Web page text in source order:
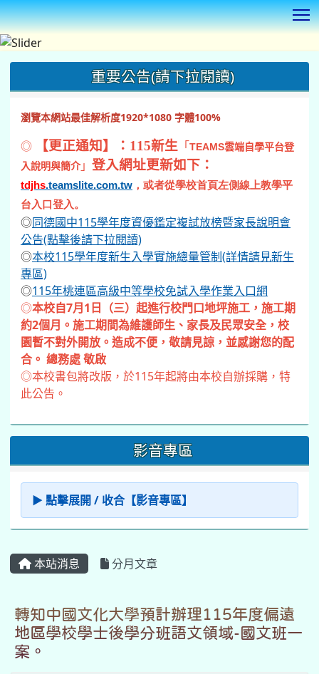
重要公告(請下拉閱讀)
瀏覽本網站最佳解析度1920*1080 字體100%
◎ 【更正通知】：115新生 「 TEAMS雲端自學平台登
入說明與簡介」 登入網址更新如下：
tdjhs.teamslite.com.tw ，或者從學校首頁左側線上教學平
台入口登入。
◎同德國中115學年度資優鑑定複試放榜暨家長說明會
公告(點擊後請下拉閱讀)
◎本校115學年度新生入學實施總量管制(詳情請見新生
專區)
◎115年桃連區高級中等學校免試入學作業入口網
◎本校自7月1日（三）起進行校門口地坪施工，施工期
約2個月。施工期間為維護師生、家長及民眾安全，校
園暫不對外開放。造成不便，敬請見諒，並感謝您的配
合。 總務處 敬啟
◎本校書包將改版，於115年起將由本校自辦採購，特
此公告。
影音專區
▶ 點擊展開 / 收合【影音專區】
本站消息 分月文章
轉知中國文化大學預計辦理115年度偏遠
地區學校學士後學分班語文領域-國文班一
案。